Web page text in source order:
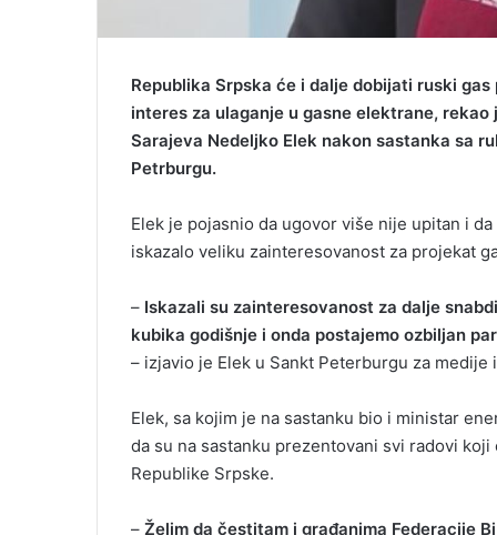
Republika Srpska će i dalje dobijati ruski
interes za ulaganje u gasne elektrane,
Sarajeva Nedeljko Elek nakon sastanka sa
Petrburgu.
Elek je pojasnio da ugovor više nije upitan i
iskazalo veliku zainteresovanost za projekat
– Iskazali su zainteresovanost za dalje
kubika godišnje i onda postajemo ozbiljan
– izjavio je Elek u Sankt Peterburgu za medije
Elek, sa kojim je na sastanku bio i ministar
da su na sastanku prezentovani svi radovi
Republike Srpske.
– Želim da čestitam i građanima Federacije